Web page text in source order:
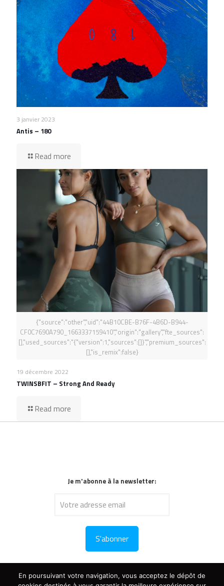
3 janvier 2023
Antis – 180
Read more
{"source":"other","uid":"44B10CBE-B76F-4B6D-B944-
CF0C7690A790_1663337159410","origin":"gallery","fte_sources":
[],"used_sources":"{"version":1,"sources":[]}","premium_sources":
[],"is_remix":false}
19 décembre 2022
TWINSBFIT – Strong And Ready
Read more
Je m'abonne à la newsletter:
En poursuivant votre navigation, vous acceptez le dépôt de